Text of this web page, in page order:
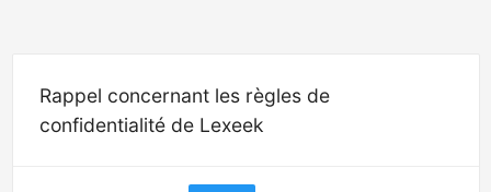
Rappel concernant les règles de
confidentialité de Lexeek